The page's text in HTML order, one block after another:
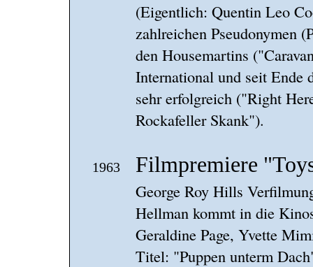
(Eigentlich: Quentin Leo
zahlreichen Pseudonymen
den Housemartins
International und seit Ende
sehr erfolgreich ("Right
Rockafeller Skank").
1963 Filmpremiere
George Roy Hills
Hellman kommt in die
Geraldine Page, Yvette
Titel: "Puppen unterm